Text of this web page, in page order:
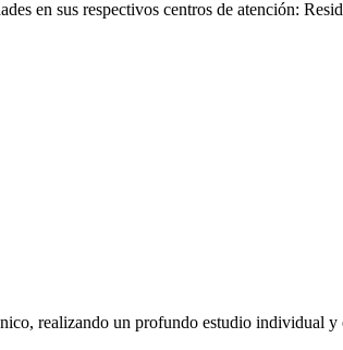
en sus respectivos centros de atención:
realizando un profundo estudio individual y